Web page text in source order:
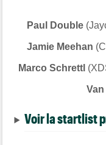
Paul Double
Jamie Meehan
Marco Schrettl
Voir la startlist